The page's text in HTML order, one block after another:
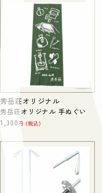
秀岳荘オリジナル
秀岳荘オリジナル 手ぬぐい
1,300 税込